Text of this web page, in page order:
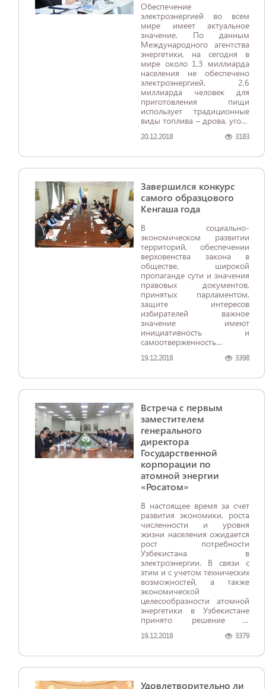
Обеспечение
электроэнергией во всем
мире имеет актуальное
значение. По данным
Международного агентства
энергетики, на сегодня в
мире около 1,3 миллиарда
населения не обеспечено
электроэнергией. 2,6
миллиарда человек для
приготовления пищи
использует традиционные
виды топлива – дрова, уголь
что к 2035 году в мире
возрастет еще на 35
процентов.
20.12.2018 3183
Завершился конкурс
самого образцового
Кенгаша года
В социально-
экономическом развитии
территорий, обеспечении
верховенства закона в
обществе, широкой
пропаганде сути и значения
правовых документов,
принятых парламентом,
защите интересов
избирателей важное
значение имеют
инициативность и
самоотверженность
Кенгашей народных
19.12.2018 3398
Встреча с первым
заместителем
генерального
директора
Государственной
корпорации по
атомной энергии
«Росатом»
В настоящее время за счет
развития экономики, роста
численности и уровня
жизни населения ожидается
рост потребности
Узбекистана в
электроэнергии. В связи с
этим и с учетом технических
возможностей, а также
экономической
целесообразности атомной
энергетики в Узбекистане
принято решение о
на территории страны.
19.12.2018 3379
Удовлетворительно ли